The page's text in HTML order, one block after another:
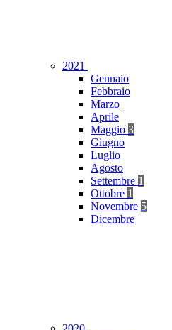
2021
Gennaio
Febbraio
Marzo
Aprile
Maggio 3
Giugno
Luglio
Agosto
Settembre 1
Ottobre 1
Novembre 5
Dicembre